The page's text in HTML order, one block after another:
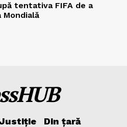
tentativa FIFA de a
Mondială
Din țară